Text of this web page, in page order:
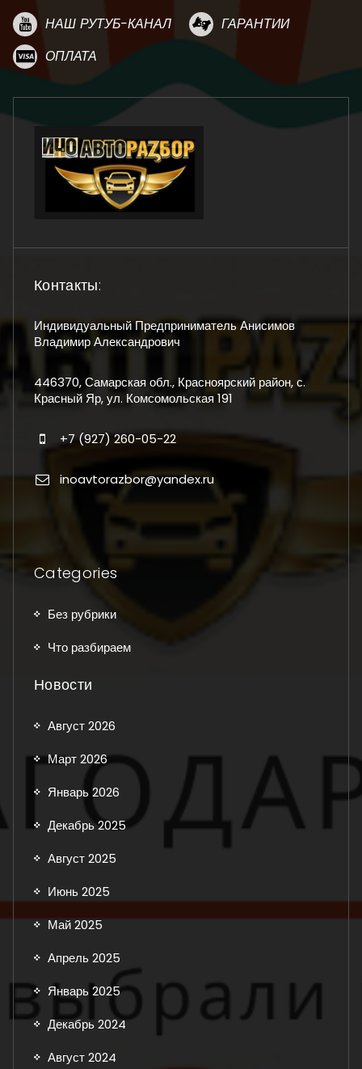
НАШ РУТУБ-КАНАЛ
ГАРАНТИИ
ОПЛАТА
Контакты:
Индивидуальный Предприниматель Анисимов
Владимир Александрович
446370, Самарская обл., Красноярский район, с.
Красный Яр, ул. Комсомольская 191
+7 (927) 260-05-22
inoavtorazbor@yandex.ru
Categories
Без рубрики
Что разбираем
Новости
Август 2026
Март 2026
Январь 2026
Декабрь 2025
Август 2025
Июнь 2025
Май 2025
Апрель 2025
Январь 2025
Декабрь 2024
Август 2024